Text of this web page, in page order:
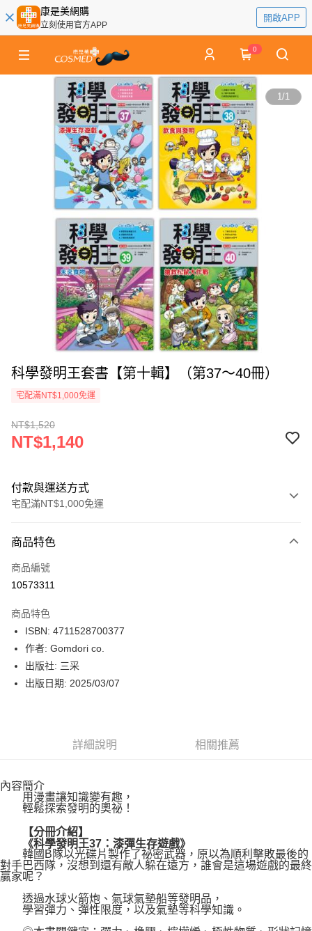
康是美網購
立刻使用官方APP
開啟APP
0
1/1
科學發明王套書【第十輯】（第37～40冊）
宅配滿NT$1,000免運
NT$1,520
NT$1,140
付款與運送方式
宅配滿NT$1,000免運
icash Pay
信用卡一次付款
LINE Pay
Apple Pay
街口支付
博客來商品配送方式
每筆NT$80，滿NT$1,000(含以上)免運費
商品特色
商品編號
10573311
商品特色
ISBN: 4711528700377
作者: Gomdori co.
出版社: 三采
出版日期: 2025/03/07
詳細說明 相關推薦
內容簡介
用漫畫讓知識變有趣，
輕鬆探索發明的奧祕！
【分冊介紹】
《科學發明王37：漆彈生存遊戲》
韓國B隊以光碟片製作了祕密武器，原以為順利擊敗最後的
對手巴西隊，沒想到還有敵人躲在遠方，誰會是這場遊戲的最終
贏家呢？
透過水球火箭炮、氣球氣墊船等發明品，
學習彈力、彈性限度，以及氣墊等科學知識。